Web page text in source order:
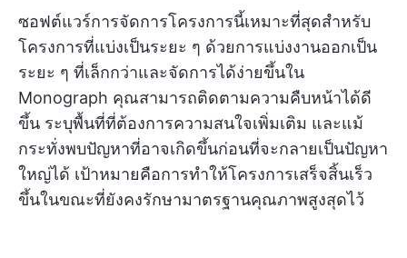
ซอฟต์แวร์การจัดการโครงการนี้เหมาะที่สุดสำหรับ
โครงการที่แบ่งเป็นระยะ ๆ ด้วยการแบ่งงานออกเป็น
ระยะ ๆ ที่เล็กกว่าและจัดการได้ง่ายขึ้นใน
Monograph คุณสามารถติดตามความคืบหน้าได้ดี
ขึ้น ระบุพื้นที่ที่ต้องการความสนใจเพิ่มเติม และแม้
กระทั่งพบปัญหาที่อาจเกิดขึ้นก่อนที่จะกลายเป็นปัญหา
ใหญ่ได้ เป้าหมายคือการทำให้โครงการเสร็จสิ้นเร็ว
ขึ้นในขณะที่ยังคงรักษามาตรฐานคุณภาพสูงสุดไว้